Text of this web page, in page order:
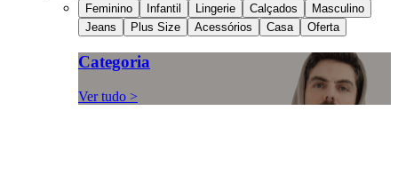
Feminino Infantil Lingerie Calçados
Masculino
Jeans
Plus Size Acessórios Casa Oferta
Categoria
Ver tudo >